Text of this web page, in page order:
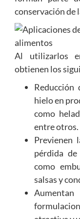
conservación de
Al utilizarlos
obtienen los
hielo en
como
entre otros.
Previenen
pérdida
como
salsas y